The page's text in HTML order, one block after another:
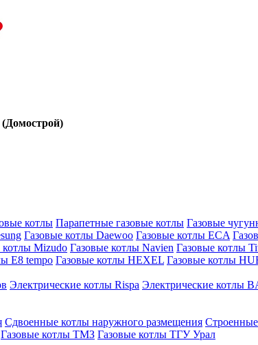
(Домострой)
котлы Парапетные газовые котлы Газовые
Газовые котлы Daewoo Газовые котлы ECA
котлы Mizudo Газовые котлы Navien Газовые котлы
E8 tempo Газовые котлы HEXEL Газовые котлы
Электрические котлы Rispa Электрические котлы
Сдвоенные котлы наружного размещения
Газовые котлы ТМЗ Газовые котлы ТГУ Урал